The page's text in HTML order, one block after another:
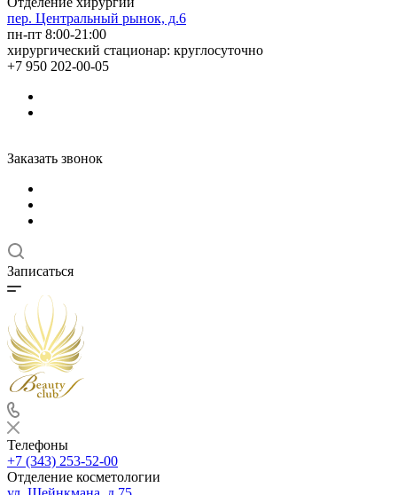
пер. Центральный рынок, д.6
пн-пт 8:00-21:00
хирургический стационар: круглосуточно
+7 950 202-00-05
Заказать звонок
Записаться
Телефоны
+7 (343) 253-52-00
Отделение косметологии